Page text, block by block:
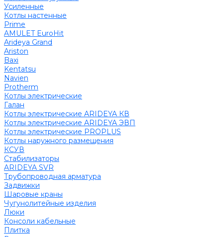
Усиленные
Котлы настенные
Prime
AMULET EuroHit
Arideya Grand
Ariston
Baxi
Kentatsu
Navien
Protherm
Котлы электрические
Галан
Котлы электрические ARIDEYA КВ
Котлы электрические ARIDEYA ЭВП
Котлы электрические PROPLUS
Котлы наружного размещения
КСУВ
Стабилизаторы
ARIDEYA SVR
Трубопроводная арматура
Задвижки
Шаровые краны
Чугунолитейные изделия
Люки
Консоли кабельные
Плитка